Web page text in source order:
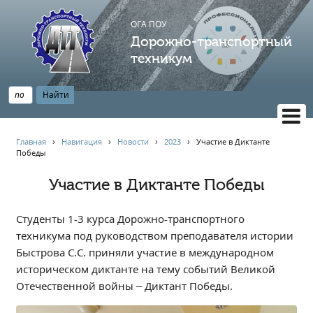
ОГА ПОУ
Дорожно-транспортный
техникум
НАВИГАЦИЯ
Главная
АБИТУРИЕНТУ
Опрос по качеству образования
Новости
Наблюдательный совет
Информация
Главная › Навигация › Новости ›2023 ›Участие в Диктанте
Победы
Участие в Диктанте Победы
Студенты 1-3 курса Дорожно-транспортного
техникума под руководством преподавателя истории
Быстрова С.С. приняли участие в международном
историческом диктанте на тему событий Великой
Отечественной войны – Диктант Победы.